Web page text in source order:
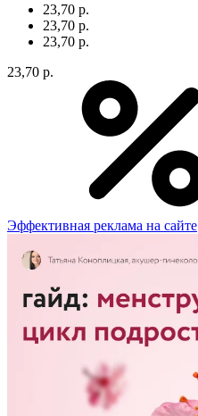
23,70 р.
23,70 р.
23,70 р.
23,70 р.
Эффективная реклама на сайте